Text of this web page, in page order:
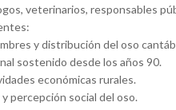
veterinarios, responsables
y distribución del oso
sostenido desde los años 90.
económicas rurales.
percepción social del oso.